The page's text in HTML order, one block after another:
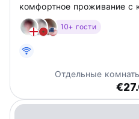
комфортное проживание с
регистрации, бесплатным
лаунджем, общей кухней, а
достопримечательностям.
10+ гости
Отдельные